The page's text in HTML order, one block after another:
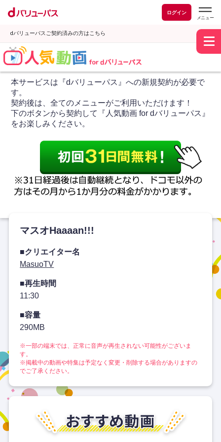
ログイン
dバリューパスご契約済みの方はこちら
本サービスは『dバリューパス』への新規契約が必要で
す。
契約後は、全てのメニューがご利用いただけます！
下のボタンから契約して『人気動画 for dバリューパス』
をお楽しみください。
マスオHaaaan!!!
■クリエイター名
MasuoTV
■再生時間
11:30
■容量
290MB
※一部の端末では、正常に音声が再生されない可能性がございま
す。
※掲載中の動画や特集は予定なく変更・削除する場合がありますの
でご了承ください。